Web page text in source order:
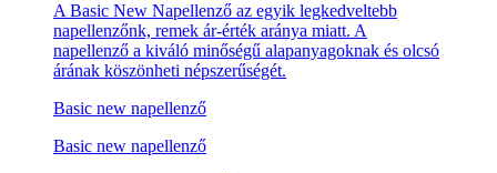
A Basic New Napellenző az egyik legkedveltebb
napellenzőnk, remek ár-érték aránya miatt. A
napellenző a kiváló minőségű alapanyagoknak és olcsó
árának köszönheti népszerűségét.
Basic new napellenző
Basic new napellenző